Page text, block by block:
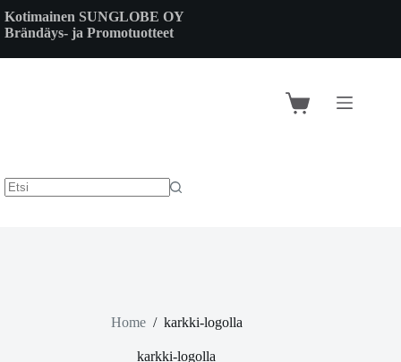
to
content
Kotimainen SUNGLOBE OY
Brändäys- ja Promotuotteet
Shopping
Home / karkki-logolla
karkki-logolla